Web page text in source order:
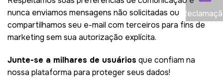
nunca enviamos mensagens não solicitadas ou
compartilhamos seu e-mail com terceiros para fins de
marketing sem sua autorização explícita.
Junte-se a milhares de usuários que confiam na
nossa plataforma para proteger seus dados!